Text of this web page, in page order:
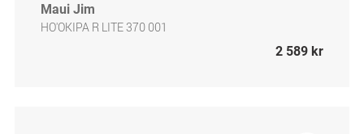
Maui Jim
HO'OKIPA R LITE 370 001
2 589 kr